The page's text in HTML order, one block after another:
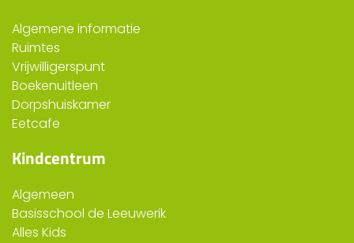
Algemene informatie
Ruimtes
Vrijwilligerspunt
Boekenuitleen
Dorpshuiskamer
Eetcafe
Kindcentrum
Algemeen
Basisschool de Leeuwerik
Alles Kids